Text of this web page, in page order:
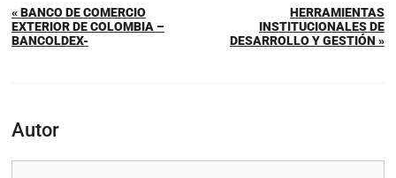
« BANCO DE COMERCIO
EXTERIOR DE COLOMBIA –
BANCOLDEX-
HERRAMIENTAS
INSTITUCIONALES DE
DESARROLLO Y GESTIÓN »
Autor